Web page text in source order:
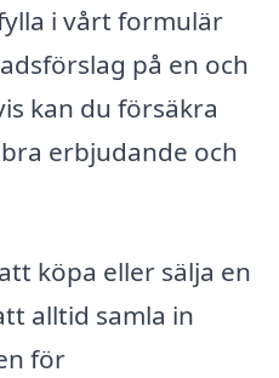
i vårt formulär
på en och
kan du försäkra
erbjudande och
köpa eller sälja en
alltid samla in
för